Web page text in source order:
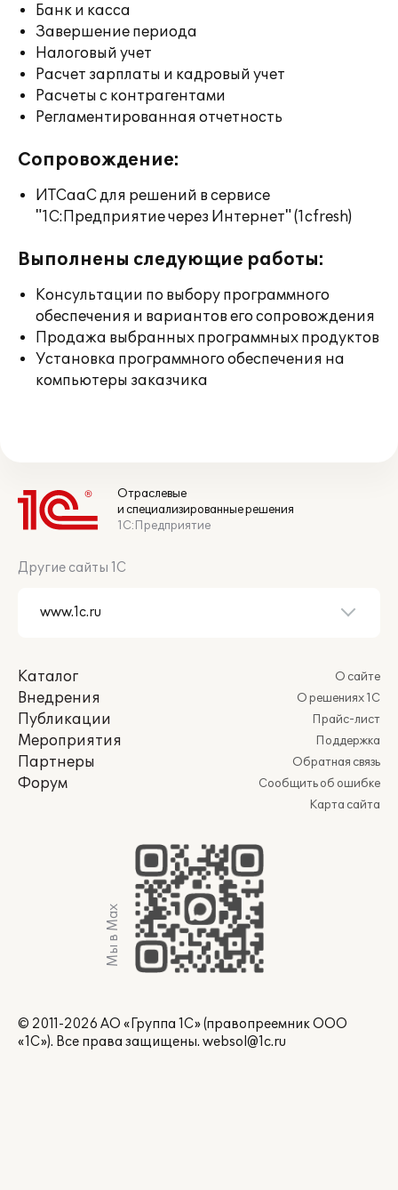
Банк и касса
Завершение периода
Налоговый учет
Расчет зарплаты и кадровый учет
Расчеты с контрагентами
Регламентированная отчетность
Сопровождение:
ИТСааС для решений в сервисе
"1С:Предприятие через Интернет" (1cfresh)
Выполнены следующие работы:
Консультации по выбору программного
обеспечения и вариантов его сопровождения
Продажа выбранных программных продуктов
Установка программного обеспечения на
компьютеры заказчика
Отраслевые
и специализированные решения
1С:Предприятие
Другие сайты 1С
Каталог
Внедрения
Публикации
Мероприятия
Партнеры
Форум
О сайте
О решениях 1С
Прайс-лист
Поддержка
Обратная связь
Сообщить об ошибке
Карта сайта
Мы в Max
© 2011-2026 АО «Группа 1С» (правопреемник ООО
«1С»). Все права защищены. websol@1c.ru